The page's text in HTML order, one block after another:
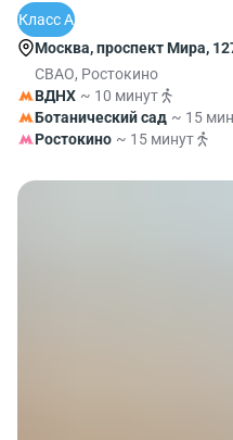
Класс A
Москва, проспект Мира,
СВАО, Ростокино
ВДНХ ~ 10 минут
Ботанический сад ~ 15
Ростокино ~ 15 минут